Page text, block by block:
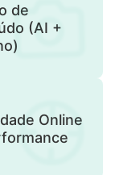
de
(AI +
Online